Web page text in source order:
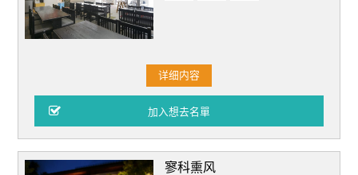
详细内容
寥科熏风